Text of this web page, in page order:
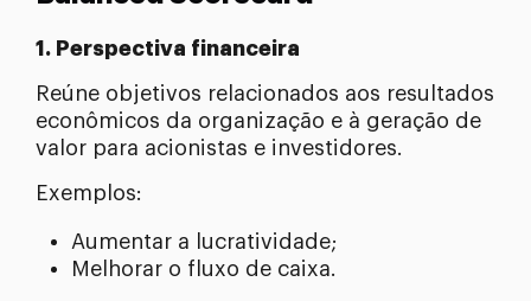
1. Perspectiva financeira
Reúne objetivos relacionados aos resultados
econômicos da organização e à geração de
valor para acionistas e investidores.
Exemplos:
Aumentar a lucratividade;
Melhorar o fluxo de caixa.